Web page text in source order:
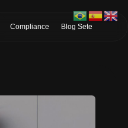
Compliance Blog Sete